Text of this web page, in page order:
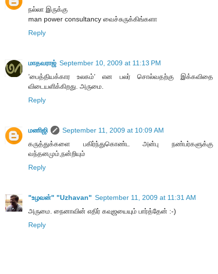
நல்லா இருக்கு
man power consultancy வைச்சுருக்கிங்களா
Reply
மாதவராஜ் September 10, 2009 at 11:13 PM
’பைத்தியக்கார உலகம்’ என பலர் சொல்வதற்கு இக்கவிதை
விடையளிக்கிறது. அருமை.
Reply
மணிஜி
September 11, 2009 at 10:09 AM
கருத்துக்களை பகிர்ந்துகொண்ட அன்பு நண்பர்களுக்கு
வந்தனமும்,நன்றியும்
Reply
"உழவன்" "Uzhavan" September 11, 2009 at 11:31 AM
அருமை. நைனாவின் எதிர் கவுஜயையும் பார்த்தேன் :-)
Reply